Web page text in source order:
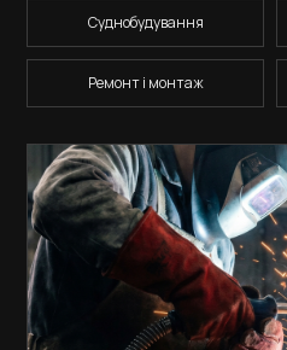
Суднобудування
Ремонт і монтаж